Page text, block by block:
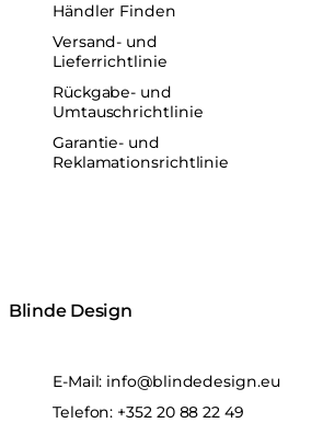
Händler Finden
Versand- und
Lieferrichtlinie
Rückgabe- und
Umtauschrichtlinie
Garantie- und
Reklamationsrichtlinie
Blinde Design
E-Mail: info@blindedesign.eu
Telefon: +352 20 88 22 49